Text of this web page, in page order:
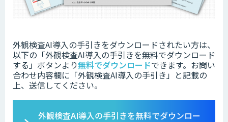
外観検査AI導入の手引きをダウンロードされたい方は、
以下の「外観検査AI導入の手引きを無料でダウンロード
する」ボタンより無料でダウンロードできます。 お問い
合わせ内容欄に「外観検査AI導入の手引き」と記載の
上、送信してください。
外観検査AI導入の手引きを無料でダウンロー